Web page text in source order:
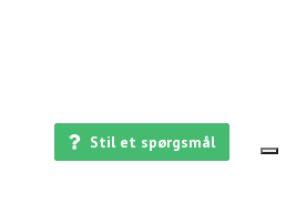
Stil et spørgsmål